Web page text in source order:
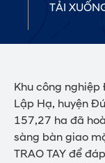
TẢI
Khu công
Lập Hạ, huyện
157,27 ha đã
sàng bàn giao
TRAO TAY để